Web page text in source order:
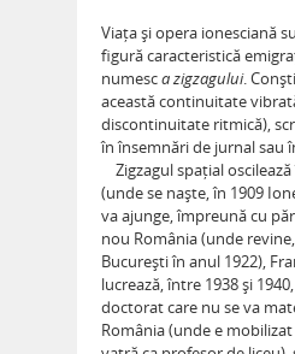
Viața și opera ionesciană
figură caracteristică
numesca zigzagului.
această continuitate
discontinuitate ritmică),
în însemnări de jurnal sau
Zigzagul spațial
(unde se naște, în 1909
va ajunge, împreună cu
nou România (unde
București în anul 1922),
lucrează, între 1938 și
doctorat care nu se va
România (unde e